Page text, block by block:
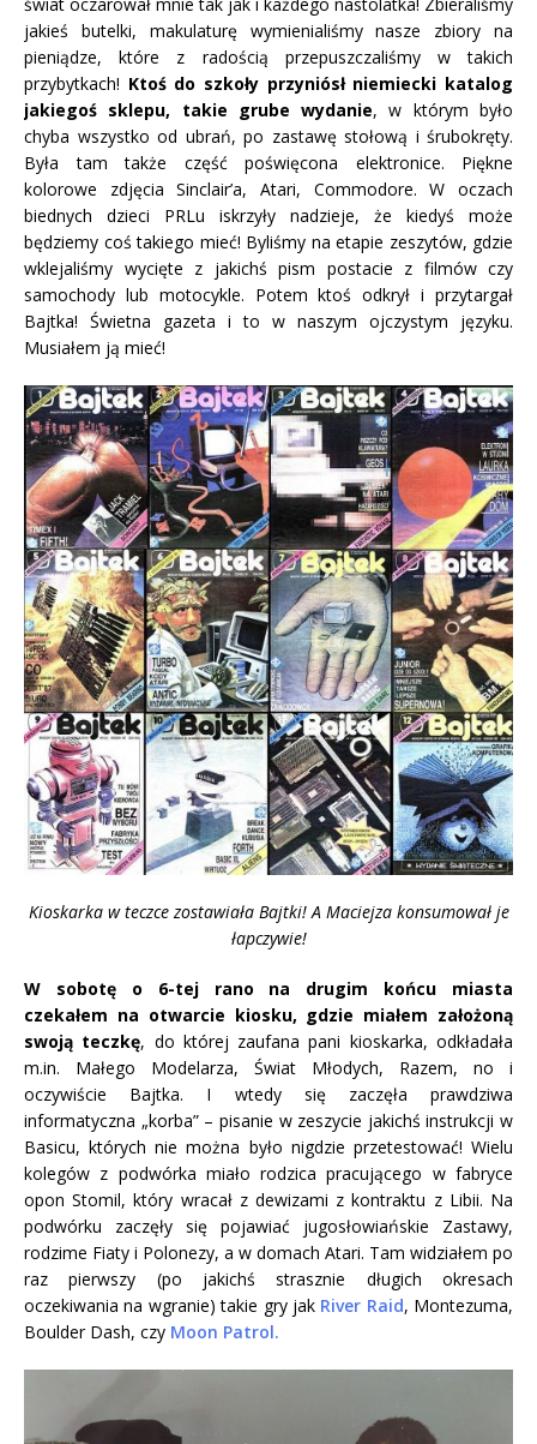
jakieś butelki, makulaturę wymienialiśmy nasze zbiory na
pieniądze, które z radością przepuszczaliśmy w takich
przybytkach! Ktoś do szkoły przyniósł niemiecki katalog
jakiegoś sklepu, takie grube wydanie, w którym było
chyba wszystko od ubrań, po zastawę stołową i śrubokręty.
Była tam także część poświęcona elektronice. Piękne
kolorowe zdjęcia Sinclair’a, Atari, Commodore. W oczach
biednych dzieci PRLu iskrzyły nadzieje, że kiedyś może
będziemy coś takiego mieć! Byliśmy na etapie zeszytów, gdzie
wklejaliśmy wycięte z jakichś pism postacie z filmów czy
samochody lub motocykle. Potem ktoś odkrył i przytargał
Bajtka! Świetna gazeta i to w naszym ojczystym języku.
Musiałem ją mieć!
Kioskarka w teczce zostawiała Bajtki! A Maciejza konsumował je
łapczywie!
W sobotę o 6-tej rano na drugim końcu miasta
czekałem na otwarcie kiosku, gdzie miałem założoną
swoją teczkę, do której zaufana pani kioskarka, odkładała
m.in. Małego Modelarza, Świat Młodych, Razem, no i
oczywiście Bajtka. I wtedy się zaczęła prawdziwa
informatyczna „korba” – pisanie w zeszycie jakichś instrukcji w
Basicu, których nie można było nigdzie przetestować! Wielu
kolegów z podwórka miało rodzica pracującego w fabryce
opon Stomil, który wracał z dewizami z kontraktu z Libii. Na
podwórku zaczęły się pojawiać jugosłowiańskie Zastawy,
rodzime Fiaty i Polonezy, a w domach Atari. Tam widziałem po
raz pierwszy (po jakichś strasznie długich okresach
oczekiwania na wgranie) takie gry jak River Raid, Montezuma,
Boulder Dash, czy Moon Patrol.